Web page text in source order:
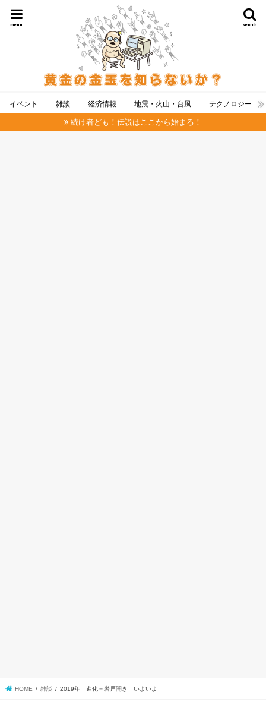
search
menu
イベント 雑談 経済情報 地震・火山・台風 テクノロジー
続け者ども！伝説はここから始まる！
HOME 雑談 2019年 進化＝岩戸開き いよいよ